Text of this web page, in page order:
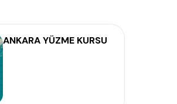
ANKARA YÜZME KURSU